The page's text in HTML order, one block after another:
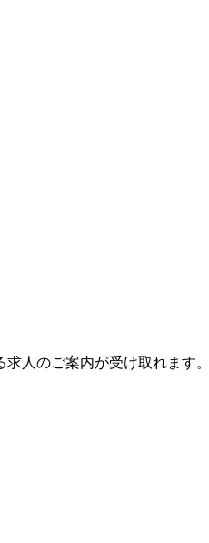
人のご案内が受け取れます。